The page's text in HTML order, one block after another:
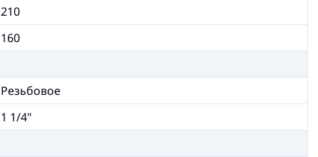
210
160
Резьбовое
1 1/4"